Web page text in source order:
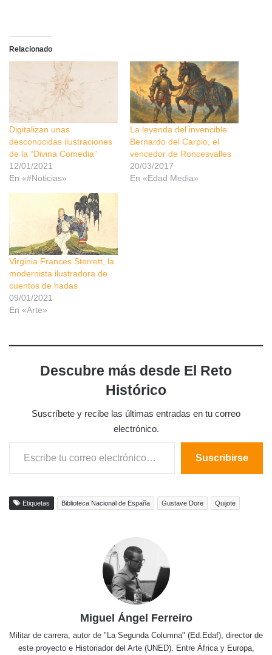
Relacionado
Digitalizan unas
desconocidas ilustraciones
de la “Divina Comedia”
12/01/2021
En «#Noticias»
La leyenda del invencible
Bernardo del Carpio, el
vencedor de Roncesvalles
20/03/2017
En «Edad Media»
Virginia Frances Sterrett, la
modernista ilustradora de
cuentos de hadas
09/01/2021
En «Arte»
Descubre más desde El Reto
Histórico
Suscríbete y recibe las últimas entradas en tu correo
electrónico.
Escribe tu correo electrónico…
Suscribirse
Etiquetas Biblioteca Nacional de España Gustave Dore Quijote
Miguel Ángel Ferreiro
Militar de carrera, autor de "La Segunda Columna" (Ed.Edaf), director de
este proyecto e Historiador del Arte (UNED). Entre África y Europa,